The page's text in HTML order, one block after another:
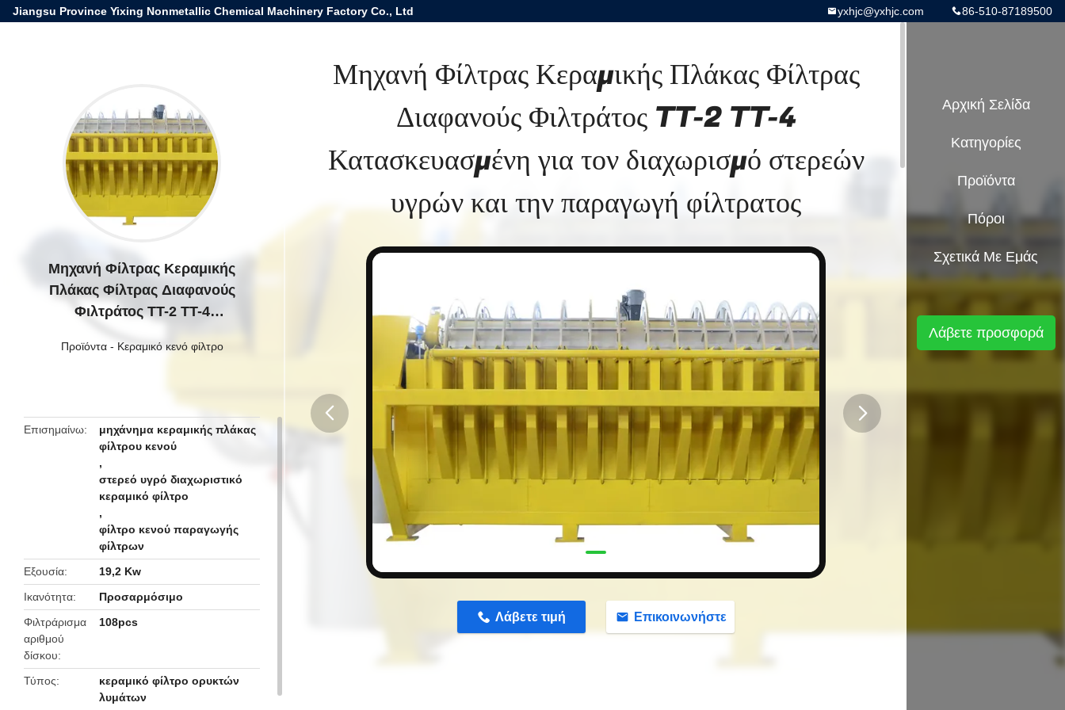
Jiangsu Province Yixing Nonmetallic Chemical Machinery Factory Co., Ltd 86-510-87189500
yxhjc@yxhjc.com
Μηχανή Φίλτρας Κεραμικής
Πλάκας Φίλτρας Διαφανούς
Φιλτράτος TT-2 TT-4
διαχωρισμό στερεών υγρών και
Προϊόντα- Κεραμικό κενό φίλτρο
Επισημαίνω
μηχάνημα κεραμικής πλάκας
φίλτρου κενού
,
στερεό υγρό διαχωριστικό
κεραμικό φίλτρο
,
φίλτρο κενού παραγωγής
φίλτρων
Εξουσία
19,2 Kw
Ικανότητα
Προσαρμόσιμο
Φιλτράρισμα
αριθμού
δίσκου
108pcs
Τύπος
κεραμικό φίλτρο ορυκτών
λυμάτων
Μηχανή Φίλτρας Κεραμικής Πλάκας Φίλτρας
Διαφανούς Φιλτράτος TT-2 TT-4
Κατασκευασμένη για τον διαχωρισμό στερεών
υγρών και την παραγωγή φίλτρατος
Λάβετε τιμή Επικοινωνήστε
Αρχική Σελίδα
Κατηγορίες
Προϊόντα
Πόροι
Σχετικά Με Εμάς
Λάβετε προσφορά